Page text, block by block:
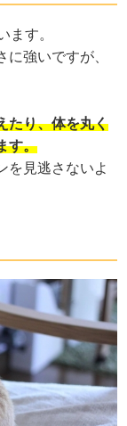
ます。
強いですが、
たり、体を丸く
す。
を見逃さないよ